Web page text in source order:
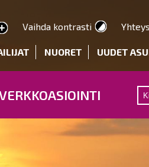
Vaihda kontrasti
NUORET UUDET